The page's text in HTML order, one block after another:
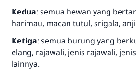
Kedua: semua hewan yang
harimau, macan tutul, srigala,
Ketiga: semua burung yang
elang, rajawali, jenis rajawali,
lainnya.